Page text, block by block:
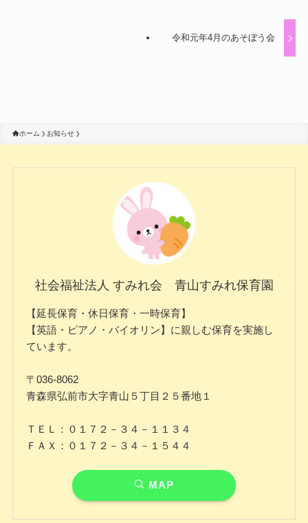
令和元年4月のあそぼう会
ホーム お知らせ
社会福祉法人 すみれ会 青山すみれ保育園
【延長保育・休日保育・一時保育】
【英語・ピアノ・バイオリン】に親しむ保育を実施し
ています。
〒036-8062
青森県弘前市大字青山５丁目２５番地１
ＴＥＬ：０１７２－３４－１１３４
ＦＡＸ：０１７２－３４－１５４４
MAP